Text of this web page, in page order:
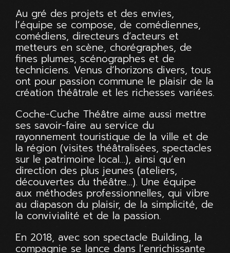
Au gré des projets et des envies,
l’équipe se compose, de comédiennes,
comédiens, directeurs d’acteurs et
metteurs en scène, chorégraphes, de
fines plumes, scénographes et de
techniciens. Venus d’horizons divers, tous
ont pour passion commune le plaisir de la
création théâtrale et les richesses variées.
Coche-Cuche Théâtre aime aussi mettre
ses savoir-faire au service du
rayonnement touristique de la ville et de
la région (visites théâtralisées, spectacles
sur le patrimoine local…), ainsi qu’en
direction des plus jeunes (ateliers,
découvertes du théâtre…). Une équipe
aux méthodes professionnelles, qui vibre
au diapason du plaisir, de la simplicité, de
la convivialité et de la passion.
En 2018, avec son spectacle Building, la
compagnie se lance dans l’enrichissante